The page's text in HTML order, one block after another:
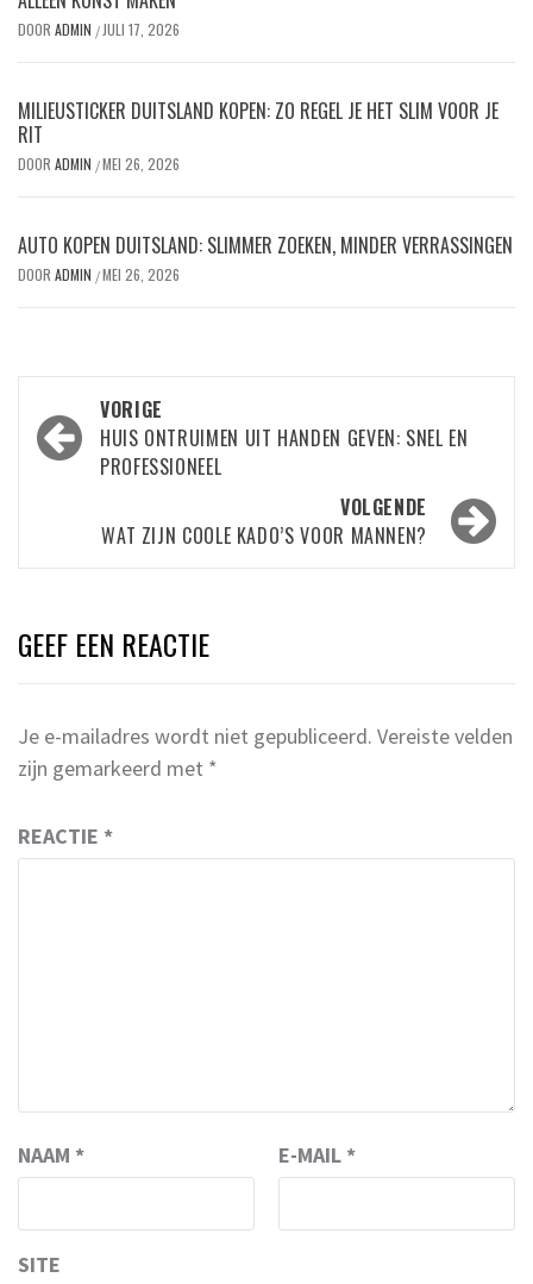
DOOR ADMIN / JULI 17, 2026
MILIEUSTICKER DUITSLAND KOPEN: ZO REGEL JE HET SLIM VOOR JE
RIT
DOOR ADMIN /MEI 26, 2026
AUTO KOPEN DUITSLAND: SLIMMER ZOEKEN, MINDER VERRASSINGEN
DOOR ADMIN /MEI 26, 2026
Bericht
navigatie
VORIGE
HUIS ONTRUIMEN UIT HANDEN GEVEN: SNEL EN
PROFESSIONEEL
VOLGENDE
WAT ZIJN COOLE KADO’S VOOR MANNEN?
GEEF EEN REACTIE
Je e-mailadres wordt niet gepubliceerd. Vereiste velden
zijn gemarkeerd met *
REACTIE *
NAAM * E-MAIL *
SITE